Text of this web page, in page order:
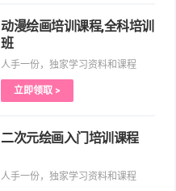
动漫绘画培训课程,全科培训
班
人手一份，独家学习资料和课程
立即领取 >
二次元绘画入门培训课程
人手一份，独家学习资料和课程